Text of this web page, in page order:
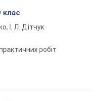
клас
І. Л. Дітчук
робіт